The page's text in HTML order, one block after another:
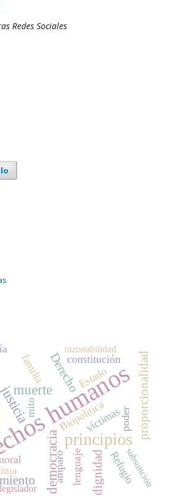
Redes Sociales
humanos
principios
muerte
democracia
proporcionalidad
Derecho
dignidad
Biopolítica
constitución
víctimas
familia
mito
lenguaje
Estado
poder
Refugio
amparo subsunción
legislador
razonabilidad